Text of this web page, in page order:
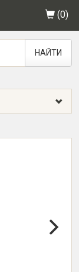
(0)
НАЙТИ